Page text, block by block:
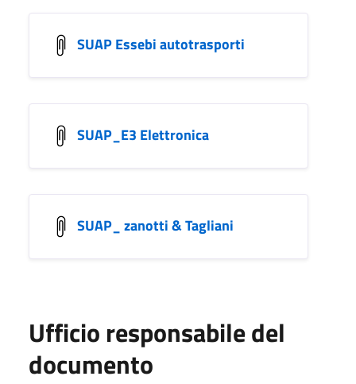
SUAP Essebi autotrasporti
SUAP_E3 Elettronica
SUAP_ zanotti & Tagliani
Ufficio responsabile del
documento